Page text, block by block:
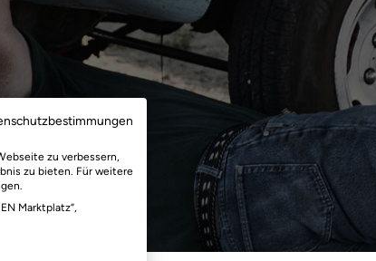
zu verbessern,
zu bieten. Für weitere
Marktplatz“,